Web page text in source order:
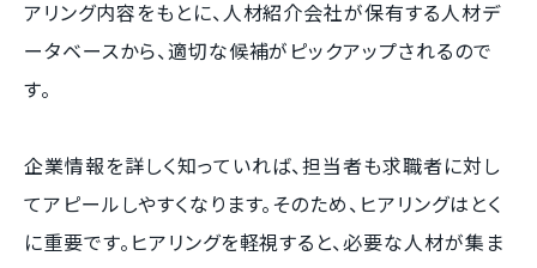
アリング内容をもとに、人材紹介会社が保有する人材デ
ータベースから、適切な候補がピックアップされるので
す。
企業情報を詳しく知っていれば、担当者も求職者に対し
てアピールしやすくなります。そのため、ヒアリングはとく
に重要です。ヒアリングを軽視すると、必要な人材が集ま